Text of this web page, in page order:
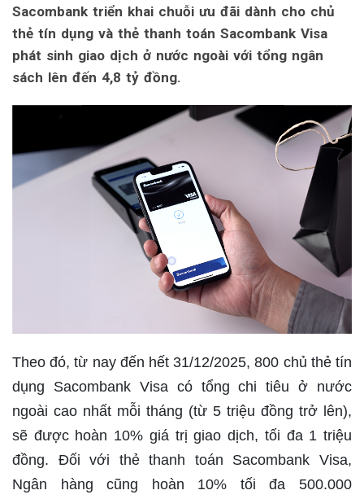
Sacombank triển khai chuỗi ưu đãi dành cho chủ
thẻ tín dụng và thẻ thanh toán Sacombank Visa
phát sinh giao dịch ở nước ngoài với tổng ngân
sách lên đến 4,8 tỷ đồng.
Theo đó, từ nay đến hết 31/12/2025, 800 chủ thẻ tín
dụng Sacombank Visa có tổng chi tiêu ở nước
ngoài cao nhất mỗi tháng (từ 5 triệu đồng trở lên),
sẽ được hoàn 10% giá trị giao dịch, tối đa 1 triệu
đồng. Đối với thẻ thanh toán Sacombank Visa,
Ngân hàng cũng hoàn 10% tối đa 500.000